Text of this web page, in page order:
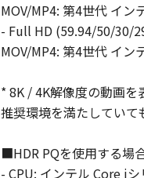
MOV/MP4: 第4世代 イン
- Full HD (59.94/50/30/
MOV/MP4: 第4世代 イン
* 8K / 4K解像度の動画を
推奨環境を満たしていて
■HDR PQを使用する場
- CPU: インテル Core i